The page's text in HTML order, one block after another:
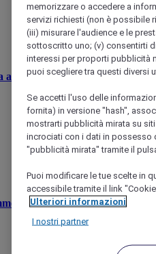
a rotelle
memorizzare o accedere a
servizi richiesti (non è possibile
(iii) misurare l'audience e le
sottoscritto uno; (v) consentirti
interessi per proporti pubblicità
puoi scegliere tra questi diversi
Se accetti l'uso delle
fornita) in versione "hash",
mostrarti pubblicità mirata su
incrociati con i dati in possesso
"pubblicità mirata" tramite il
Puoi modificare le tue scelte in
accessibile tramite il link
Ulteriori informazioni
I nostri partner